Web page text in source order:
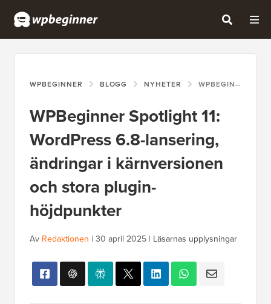
WPBEGINNER BLOGG NYHETER WPBEGINNER SPOTLIGHT 11: WORDPRESS 6.8-LANSERING, ÄNDRINGAR I KÄRNVERSIONEN OCH STORA PLUGIN-HÖJDPUNKTER
WPBeginner Spotlight 11:
WordPress 6.8-lansering,
ändringar i kärnversionen
och stora plugin-
höjdpunkter
Av Redaktionen | 30 april 2025 | Läsarnas upplysningar